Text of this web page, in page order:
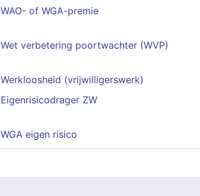
WAO- of WGA-premie
Wet verbetering poortwachter (WVP)
Werkloosheid (vrijwilligerswerk)
Eigenrisicodrager ZW
WGA eigen risico